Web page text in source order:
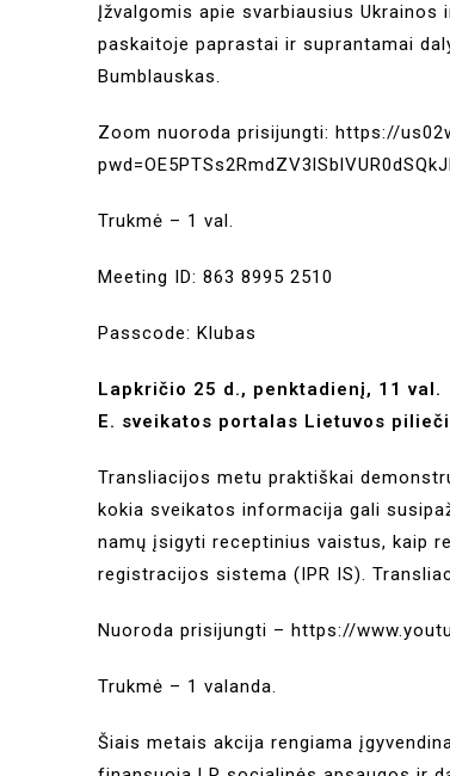
Įžvalgomis apie svarbiausius
paskaitoje paprastai ir suprantamai
Bumblauskas.
Zoom nuoroda prisijungti: https://
Trukmė – 1 val.
Meeting ID: 863 8995 2510
Passcode: Klubas
Lapkričio 25 d., penktadienį, 11 val.
E. sveikatos portalas Lietuvos
Transliacijos metu praktiškai
kokia sveikatos informacija gali
namų įsigyti receptinius vaistus, kaip
registracijos sistema (IPR IS).
Nuoroda prisijungti – https://
Trukmė – 1 valanda.
Šiais metais akcija rengiama